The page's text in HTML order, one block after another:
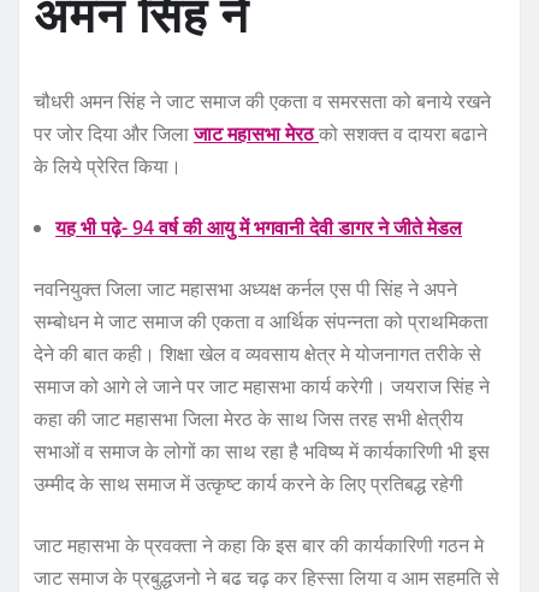
अमन सिंह ने
चौधरी अमन सिंह ने जाट समाज की एकता व समरसता को बनाये रखने
पर जोर दिया और जिलाजाट महासभा मेरठको सशक्त व दायरा बढाने
के लिये प्रेरित किया।
यह भी पढ़े- 94 वर्ष की आयु में भगवानी देवी डागर ने जीते मेडल
नवनियुक्त जिला जाट महासभा अध्यक्ष कर्नल एस पी सिंह ने अपने
सम्बोधन मे जाट समाज की एकता व आर्थिक संपन्नता को प्राथमिकता
देने की बात कही। शिक्षा खेल व व्यवसाय क्षेत्र मे योजनागत तरीके से
समाज को आगे ले जाने पर जाट महासभा कार्य करेगी। जयराज सिंह ने
कहा की जाट महासभा जिला मेरठ के साथ जिस तरह सभी क्षेत्रीय
सभाओं व समाज के लोगों का साथ रहा है भविष्य में कार्यकारिणी भी इस
उम्मीद के साथ समाज में उत्कृष्ट कार्य करने के लिए प्रतिबद्ध रहेगी
जाट महासभा के प्रवक्ता ने कहा कि इस बार की कार्यकारिणी गठन मे
जाट समाज के प्रबुद्धजनो ने बढ चढ़ कर हिस्सा लिया व आम सहमति से